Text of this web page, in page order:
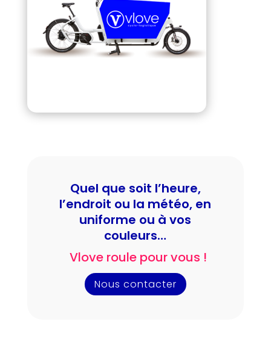
Quel que soit l’heure,
l’endroit ou la météo, en
uniforme ou à vos
couleurs…
Vlove roule pour vous !
Nous contacter